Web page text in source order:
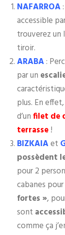
NAFARROA
accessible
trouverez un
tiroir.
ARABA:
par un
plus. En
d’unfilet de
terrasse!
BIZKAIAet
possèdent
pour 2
cabanes
fortes »,
sont
comme ça